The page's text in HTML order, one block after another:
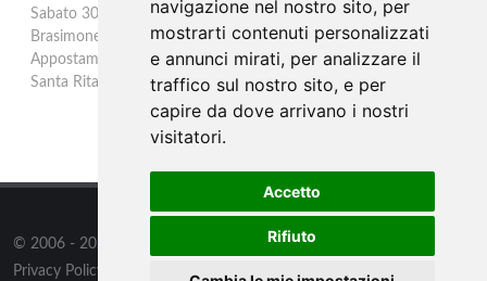
navigazione nel nostro sito, per
mostrarti contenuti personalizzati
e annunci mirati, per analizzare il
traffico sul nostro sito, e per
capire da dove arrivano i nostri
visitatori.
Accetto
Rifiuto
Sabato 30 agosto escursione speciale ai Laghi di Suviana e
Brasimone dalle 17 alle 23 per osservare cervi, volpi, lepri e lupi.
Appostamento al crepuscolo nel massimo silenzio. Ritrovo Chiesa
Santa Rita al Brasimone, prenotazione obbligatoria.
© 2006 - 2026
tutti i diritti riservati.
Privacy Policy
Preferenze sui Cookies